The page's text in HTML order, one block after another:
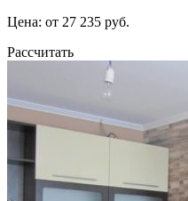
Цена: от 27 235 руб.
Рассчитать